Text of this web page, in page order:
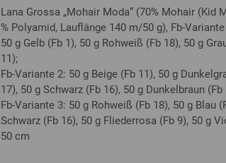
Lana Grossa „Mohair Moda“ (70% Mohair
% Polyamid, Lauflänge 140 m/50 g), Fb-
50 g Gelb (Fb 1), 50 g Rohweiß (Fb 18), 50 g
11);
Fb-Variante 2: 50 g Beige (Fb 11), 50 g
17), 50 g Schwarz (Fb 16), 50 g Dunkelbraun
Fb-Variante 3: 50 g Rohweiß (Fb 18), 50 g Blau
Schwarz (Fb 16), 50 g Fliederrosa (Fb 9), 50 g
50 cm